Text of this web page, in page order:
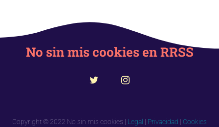
No sin mis cookies en RRSS
Copyright © 2022 No sin mis cookies | Legal | Privacidad | Cookies